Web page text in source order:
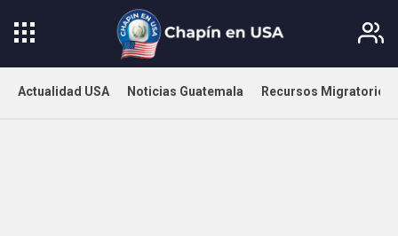
Actualidad USA Noticias Guatemala Recursos Migratorios